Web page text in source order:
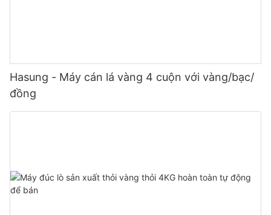
Hasung - Máy cán lá vàng 4 cuộn với vàng/bạc/
đồng